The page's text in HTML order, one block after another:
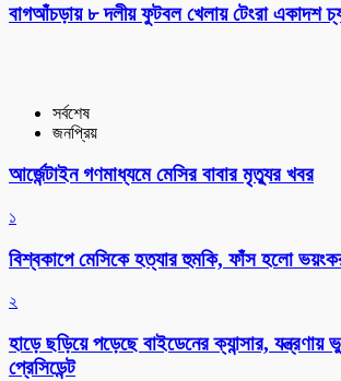
বাগআঁচড়ায় ৮ দলীয় ফুটবল খেলায় টেংরা একাদশ
সর্বশেষ
জনপ্রিয়
আর্জেন্টাইন গণমাধ্যমে মেসির বাবার মৃত্যুর খবর
১
বিশ্বকাপে মেসিকে হত্যার হুমকি, ফাঁস হলো
২
হাড়ে ছড়িয়ে পড়েছে বাইডেনের ক্যান্সার, যন্ত্রণায়
প্রেসিডেন্ট